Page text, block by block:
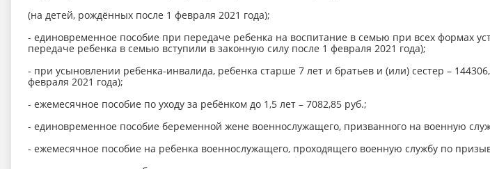
(на детей, рождённых после 1 февраля 2021 года);
- единовременное пособие при передаче ребенка на воспитание в семью при всех формах
передаче ребенка в семью вступили в законную силу после 1 февраля 2021 года);
- при усыновлении ребенка-инвалида, ребенка старше 7 лет и братьев и (или) сестер –
февраля 2021 года);
- ежемесячное пособие по уходу за ребёнком до 1,5 лет – 7082,85 руб.;
- единовременное пособие беременной жене военнослужащего, призванного на военную
- ежемесячное пособие на ребенка военнослужащего, проходящего военную службу по